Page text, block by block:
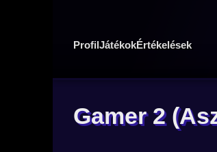
ProfilJátékokÉrtékelések
Gamer 2